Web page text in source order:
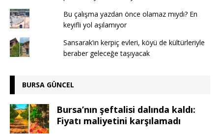
Bu çalışma yazdan önce olamaz mıydı? En
keyifli yol aşılamıyor
Sansarak’ın kerpiç evleri, köyü de kültürleriyle
beraber geleceğe taşıyacak
BURSA GÜNCEL
Bursa’nın şeftalisi dalında kaldı:
Fiyatı maliyetini karşılamadı